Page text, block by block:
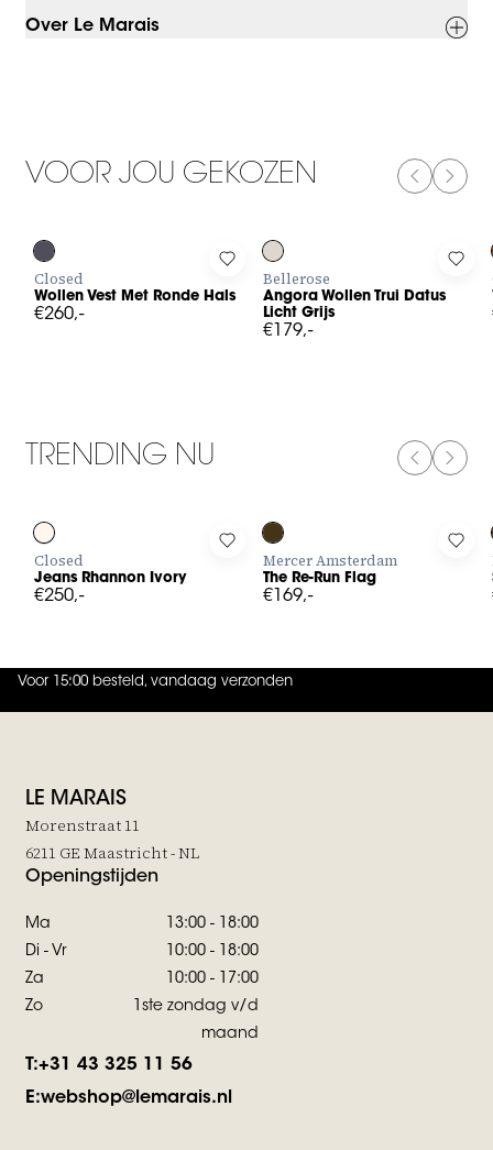
Over Le Marais
VOOR JOU GEKOZEN
in to add Wollen Vest Met Ronde Hals to your wishlist
Closed
Wollen Vest Met Ronde Hals
€260,-
Log in to add Angora Wollen
Bellerose
Angora Wollen Trui Datus
Licht Grijs
€179,-
Log
TRENDING NU
in to add Jeans Rhannon Ivory to your wishlist
Closed
Jeans Rhannon Ivory
€250,-
Log in to add The Re-Run Flag
Mercer Amsterdam
The Re-Run Flag
€169,-
Log
Voor 15:00 besteld, vandaag verzonden
4.9 uit5 (737 reviews)
LE MARAIS
Morenstraat 11
6211 GE Maastricht - NL
Openingstijden
Ma
13:00 - 18:00
Di - Vr
10:00 - 18:00
Za
10:00 - 17:00
Zo
1ste zondag v/d
maand
T:+31 43 325 11 56
E:webshop@lemarais.nl